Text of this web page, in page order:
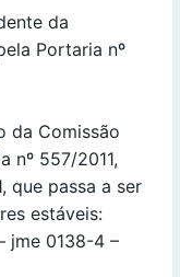
da
Portaria nº
da Comissão
nº 557/2011,
que passa a ser
estáveis:
jme 0138-4 –